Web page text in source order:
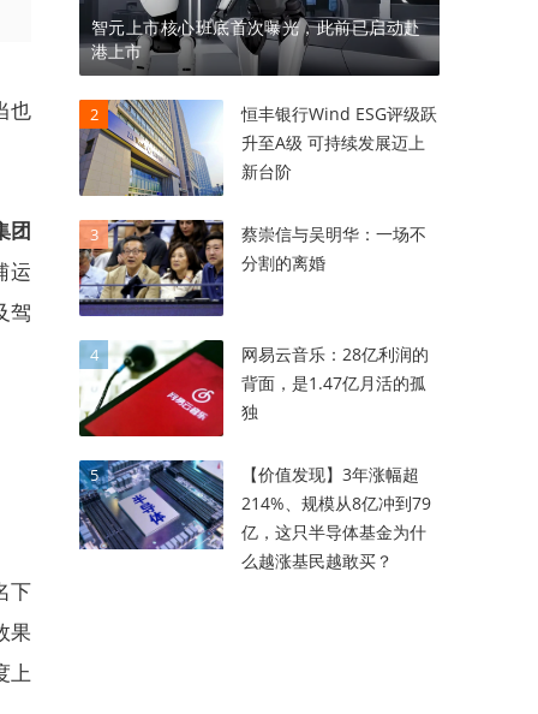
也
团
运
驾
下
果
上
智元上市核心班底首次曝光，此前已启动赴
港上市
2
恒丰银行Wind ESG评级跃
升至A级 可持续发展迈上
新台阶
3
蔡崇信与吴明华：一场不
分割的离婚
4
网易云音乐：28亿利润的
背面，是1.47亿月活的孤
独
5
【价值发现】3年涨幅超
214%、规模从8亿冲到79
亿，这只半导体基金为什
么越涨基民越敢买？